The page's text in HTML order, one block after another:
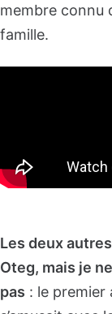
membre connu
famille.
Les deux
Oteg, mais je
pas : le premier